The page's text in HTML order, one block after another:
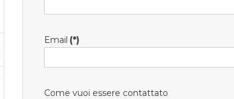
Email (*)
Come vuoi essere contattato